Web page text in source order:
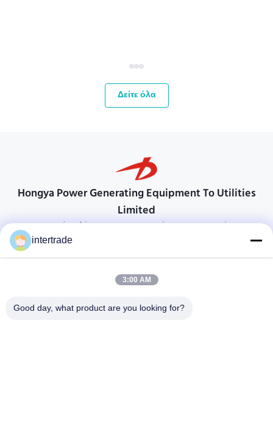
Δείτε όλα
Hongya Power Generating Equipment To Utilities
Limited
προσαρμοσμένες λύσεις για να ανταποκρίνονται στις απαιτήσεις των
Χωριό Anxi, πόλη Yuping, νομός Hongya, Κίνα
86-28-37561966-8:00
intertrade
3:00 AM
Good day, what product are you looking for?